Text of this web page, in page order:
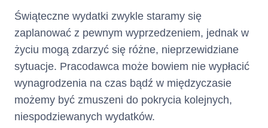
Świąteczne wydatki zwykle staramy się
zaplanować z pewnym wyprzedzeniem, jednak w
życiu mogą zdarzyć się różne, nieprzewidziane
sytuacje. Pracodawca może bowiem nie wypłacić
wynagrodzenia na czas bądź w międzyczasie
możemy być zmuszeni do pokrycia kolejnych,
niespodziewanych wydatków.